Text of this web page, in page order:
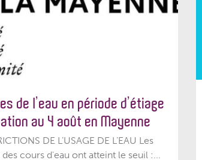
de l’eau en période d’étiage
au 4 août en Mayenne
DE L’USAGE DE L’EAU Les
des cours d'eau ont atteint le seuil :...